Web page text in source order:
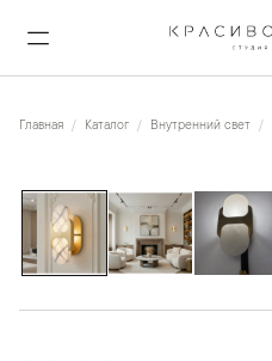
Главная Каталог Внутренний свет